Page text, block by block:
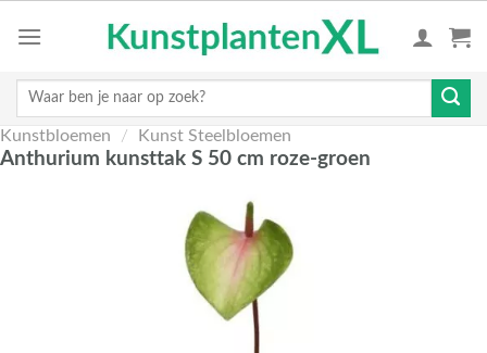
Zoeken
Kunstbloemen / Kunst Steelbloemen
Anthurium kunsttak S 50 cm roze-groen